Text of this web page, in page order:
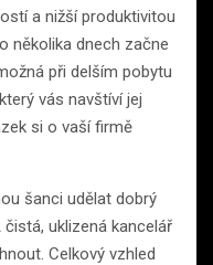
a nižší produktivitou
několika dnech začne
při delším pobytu
vás navštíví jej
si o vaší firmě
šanci udělat dobrý
uklizená kancelář
Celkový vzhled